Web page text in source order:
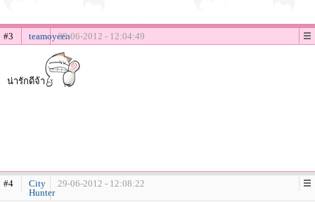
#3 teamoyeen29-06-2012 - 12:04:49
น่ารักดีจ้า
#4
City
Hunter
29-06-2012 - 12:08:22